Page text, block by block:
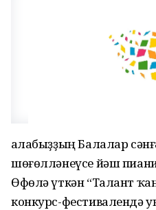
Ҡалабыҙҙың Балалар
шөғөлләнеүсе йәш
Өфөлә үткән “Талант
конкурс-